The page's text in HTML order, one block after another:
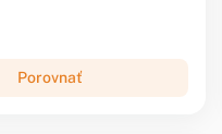
Porovnať